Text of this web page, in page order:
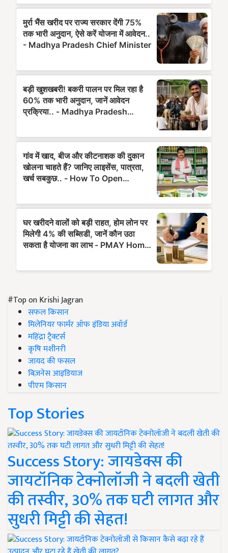
#Top on Krishi Jagran
सफल किसान
मिलेनियर फार्मर ऑफ इंडिया अवॉर्ड
महिंद्रा ट्रैक्टर्स
कृषि मशीनरी
जायद की फसल
बिज़नेस आइडियाज
पीएम किसान
Top Stories
Success Story: जायडेक्स की
जायटॉनिक टेक्नोलॉजी ने बदली खेती
की तस्वीर, 30% तक घटी लागत और
सुधरी मिट्टी की सेहत!